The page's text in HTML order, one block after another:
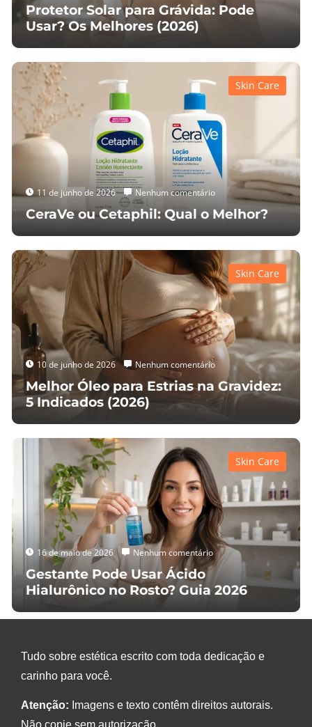
Protetor Solar para Grávida: Pode
Usar? Os Melhores (2026)
11 de junho de 2026 Nenhum comentário
CeraVe ou Cetaphil: Qual o Melhor?
Skin Care
10 de junho de 2026 Nenhum comentário
Melhor Óleo para Estrias na Gravidez:
5 Indicados (2026)
Skin Care
16 de maio de 2026 Nenhum comentário
Gestante Pode Usar Ácido
Hialurônico no Rosto? Guia 2026
Skin Care
Tudo sobre estética escrito com toda dedicação e
carinho para você.
Atenção: Imagens e texto contêm direitos autorais.